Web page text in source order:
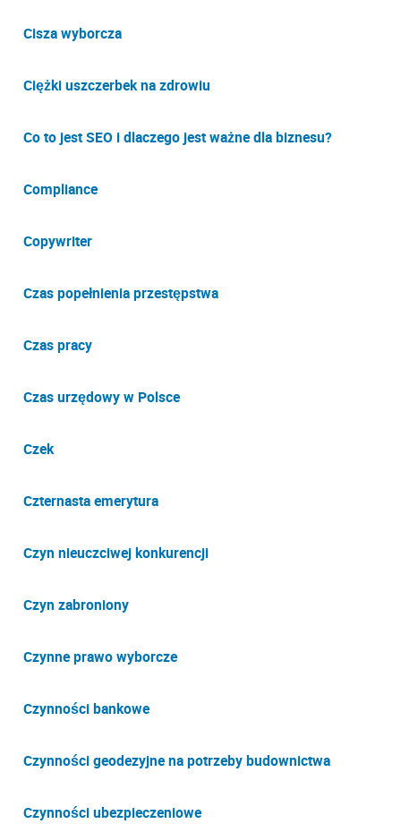
Cisza wyborcza
Ciężki uszczerbek na zdrowiu
Co to jest SEO i dlaczego jest ważne dla biznesu?
Compliance
Copywriter
Czas popełnienia przestępstwa
Czas pracy
Czas urzędowy w Polsce
Czek
Czternasta emerytura
Czyn nieuczciwej konkurencji
Czyn zabroniony
Czynne prawo wyborcze
Czynności bankowe
Czynności geodezyjne na potrzeby budownictwa
Czynności ubezpieczeniowe